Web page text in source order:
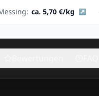
ca. 5,70 €/kg ↗ +++